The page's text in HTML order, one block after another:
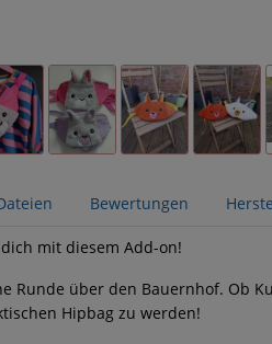
Bewertungen
mit diesem Add-on!
Runde über den Bauernhof. Ob
Hipbag zu werden!